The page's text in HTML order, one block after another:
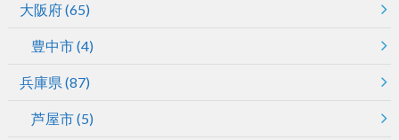
大阪府(65)
豊中市(4)
兵庫県 (87)
芦屋市(5)